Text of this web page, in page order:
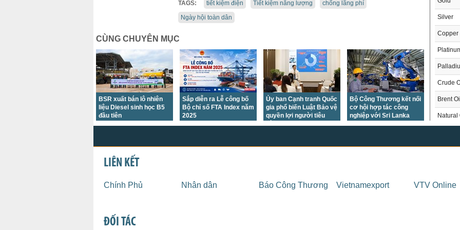
TAGS: tiết kiệm điện Tiết kiệm năng lượng
chống lãng phí
Ngày hội toàn dân
CÙNG CHUYÊN MỤC
BSR xuất bán lô nhiên
liệu Diesel sinh học B5
đầu tiên
Sắp diễn ra Lễ công bố
Bộ chỉ số FTA Index năm
2025
Ủy ban Cạnh tranh Quốc
gia phổ biến Luật Bảo vệ
quyền lợi người tiêu
Bộ Công Thương kết nối
cơ hội hợp tác công
nghiệp với Sri Lanka
Silver
Copper
Crude
Brent
Natural
London
US Corn
Trong
LIÊN KẾT
Chính Phủ Nhân dân Báo Công Thương Vietnamexport VTV Online
ĐỐI TÁC